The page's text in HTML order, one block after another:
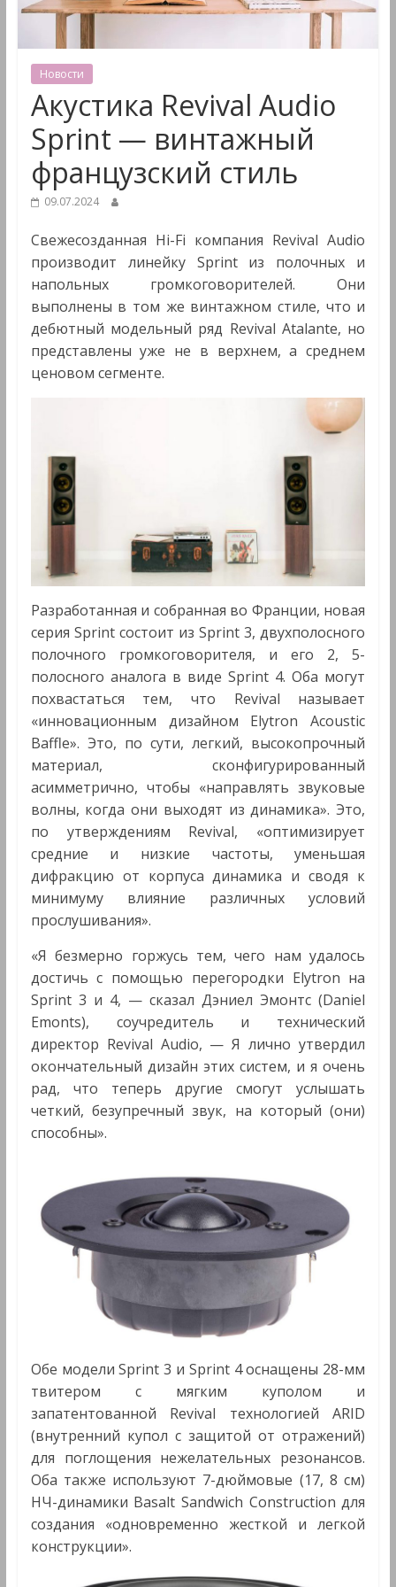
&
Мультимедиа
Новости
Акустика Revival Audio
Sprint — винтажный
французский стиль
09.07.2024
Свежесозданная Hi-Fi компания Revival Audio
производит линейку Sprint из полочных и
напольных громкоговорителей. Они
выполнены в том же винтажном стиле, что и
дебютный модельный ряд Revival Atalante, но
представлены уже не в верхнем, а среднем
ценовом сегменте.
Разработанная и собранная во Франции, новая
серия Sprint состоит из Sprint 3, двухполосного
полочного громкоговорителя, и его 2, 5-
полосного аналога в виде Sprint 4. Оба могут
похвастаться тем, что Revival называет
«инновационным дизайном Elytron Acoustic
Baffle». Это, по сути, легкий, высокопрочный
материал, сконфигурированный
асимметрично, чтобы «направлять звуковые
волны, когда они выходят из динамика». Это,
по утверждениям Revival, «оптимизирует
средние и низкие частоты, уменьшая
дифракцию от корпуса динамика и сводя к
минимуму влияние различных условий
прослушивания».
«Я безмерно горжусь тем, чего нам удалось
достичь с помощью перегородки Elytron на
Sprint 3 и 4, — сказал Дэниел Эмонтс (Daniel
Emonts), соучредитель и технический
директор Revival Audio, — Я лично утвердил
окончательный дизайн этих систем, и я очень
рад, что теперь другие смогут услышать
четкий, безупречный звук, на который (они)
способны».
Обе модели Sprint 3 и Sprint 4 оснащены 28-мм
твитером с мягким куполом и
запатентованной Revival технологией ARID
(внутренний купол с защитой от отражений)
для поглощения нежелательных резонансов.
Оба также используют 7-дюймовые (17, 8 см)
НЧ-динамики Basalt Sandwich Construction для
создания «одновременно жесткой и легкой
конструкции».